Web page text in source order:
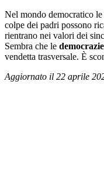
Nel mondo democratico
colpe dei padri possono
rientrano nei valori dei
Sembra che le
vendetta trasversale. È
Aggiornato il 22 aprile